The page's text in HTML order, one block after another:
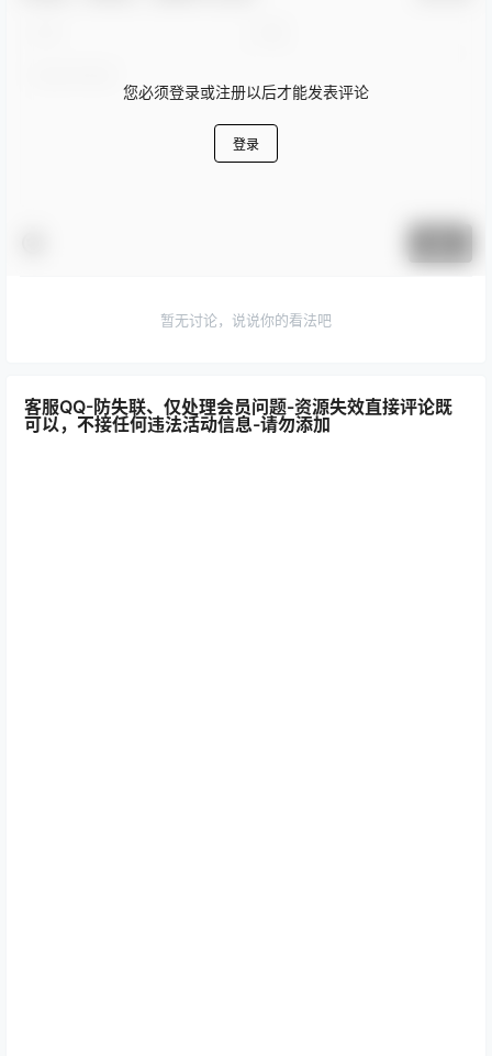
您必须登录或注册以后才能发表评论
登录
暂无讨论，说说你的看法吧
客服QQ-防失联、仅处理会员问题-资源失效直接评论既
可以，不接任何违法活动信息-请勿添加